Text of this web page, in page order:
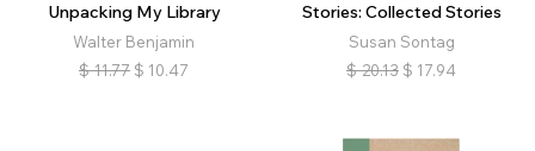
Unpacking My Library
Walter Benjamin
$ 11.77 $ 10.47
Stories: Collected Stories
Susan Sontag
$ 20.13 $ 17.94